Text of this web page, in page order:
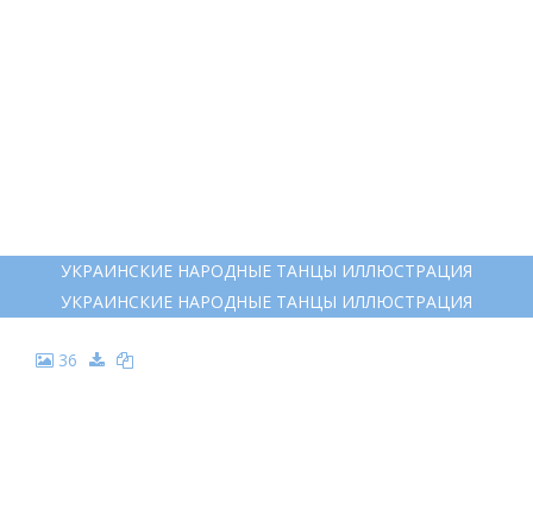
УКРАИНСКИЕ НАРОДНЫЕ ТАНЦЫ ИЛЛЮСТРАЦИЯ
УКРАИНСКИЕ НАРОДНЫЕ ТАНЦЫ ИЛЛЮСТРАЦИЯ
36